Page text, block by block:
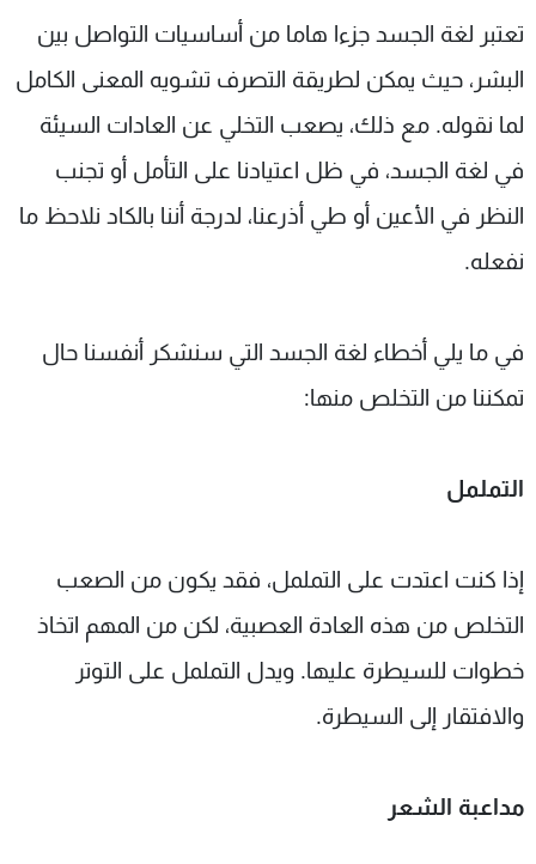
تعتبر لغة الجسد جزءا هاما من أساسيات التواصل بين
البشر، حيث يمكن لطريقة التصرف تشويه المعنى الكامل
لما نقوله. مع ذلك، يصعب التخلي عن العادات السيئة
في لغة الجسد، في ظل اعتيادنا على التأمل أو تجنب
النظر في الأعين أو طي أذرعنا، لدرجة أننا بالكاد نلاحظ ما
نفعله.
في ما يلي أخطاء لغة الجسد التي سنشكر أنفسنا حال
تمكننا من التخلص منها:
التململ
إذا كنت اعتدت على التململ، فقد يكون من الصعب
التخلص من هذه العادة العصبية، لكن من المهم اتخاذ
خطوات للسيطرة عليها. ويدل التململ على التوتر
والافتقار إلى السيطرة.
مداعبة الشعر
شاهد البرامج
عن MTV
الإنـتـاج
لاعلاناتكم
وظائف
تواصل معنا
شروط الإسـتخدام
سياسة الخصوصية